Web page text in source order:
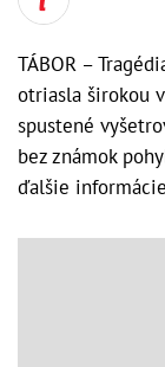
TÁBOR –
otriasla širokou
spustené
bez známok
ďalšie